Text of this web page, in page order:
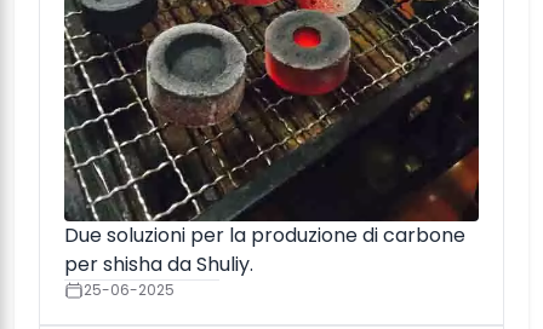
Due soluzioni per la produzione di carbone
per shisha da Shuliy.
25-06-2025